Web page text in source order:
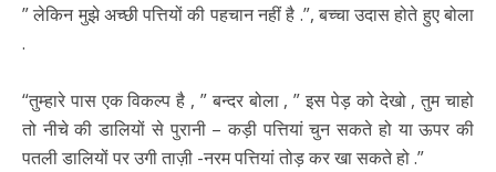
” लेकिन मुझे अच्छी पत्तियों की पहचान नहीं है .”, बच्चा उदास होते हुए बोला
.
“तुम्हारे पास एक विकल्प है , ” बन्दर बोला , ” इस पेड़ को देखो , तुम चाहो
तो नीचे की डालियों से पुरानी – कड़ी पत्तियां चुन सकते हो या ऊपर की
पतली डालियों पर उगी ताज़ी -नरम पत्तियां तोड़ कर खा सकते हो .”